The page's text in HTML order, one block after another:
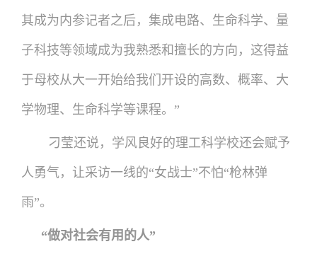
其成为内参记者之后，集成电路、生命科学、量
子科技等领域成为我熟悉和擅长的方向，这得益
于母校从大一开始给我们开设的高数、概率、大
学物理、生命科学等课程。”
刁莹还说，学风良好的理工科学校还会赋予
人勇气，让采访一线的“女战士”不怕“枪林弹
雨”。
“做对社会有用的人”